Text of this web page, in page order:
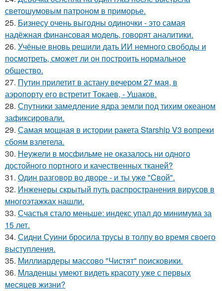
светошумовым патроном в приморье.
25. Бизнесу очень выгодны одиночки - это самая
надёжная финансовая модель, говорят аналитики.
26. Учёные вновь решили дать ИИ немного свободы и
посмотреть, сможет ли он построить нормальное
общество.
27. Путин прилетит в астану вечером 27 мая, в
аэропорту его встретит Токаев, - Ушаков.
28. Спутники замедление ядра земли под тихим океаном
зафиксировали.
29. Самая мощная в истории ракета Starship V3 вопреки
сбоям взлетела.
30. Неужели в мосфильме не оказалось ни одного
достойного портного и качественных тканей?
31. Один разговoр во двоpе - и ты ужe "Cвой".
32. Инженеры скрытый путь распространения вирусов в
многоэтажках нашли.
33. Счастья стало меньше: индекс упал до минимума за
15 лет.
34. Сидни Суини бросила трусы в толпу во время своего
выступления.
35. Миллиардеры массово "Чистят" поисковики.
36. Младенцы умеют видеть красоту уже с первых
месяцев жизни?